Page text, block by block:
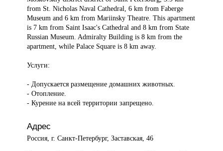
from St. Nicholas Naval Cathedral, 6 km from Faberge
Museum and 6 km from Mariinsky Theatre. This apartment
is 7 km from Saint Isaac's Cathedral and 8 km from State
Russian Museum. Admiralty Building is 8 km from the
apartment, while Palace Square is 8 km away.
Услуги:
- Допускается размещение домашних животных.
- Отопление.
- Курение на всей территории запрещено.
Адрес
Россия, г. Санкт-Петербург, Заставская, 46